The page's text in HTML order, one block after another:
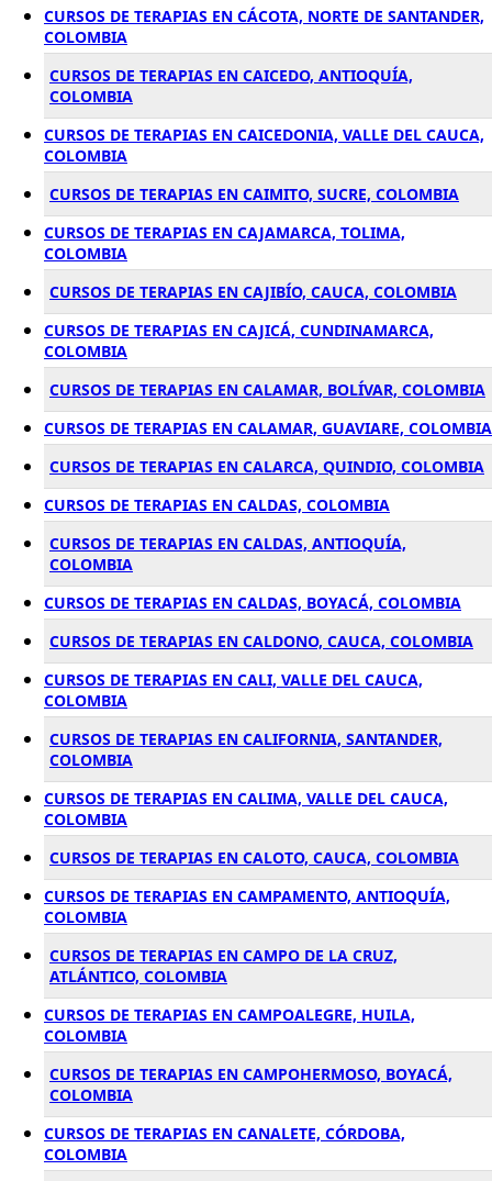
CURSOS DE TERAPIAS EN CÁCOTA, NORTE DE SANTANDER,
COLOMBIA
CURSOS DE TERAPIAS EN CAICEDO, ANTIOQUÍA,
COLOMBIA
CURSOS DE TERAPIAS EN CAICEDONIA, VALLE DEL CAUCA,
COLOMBIA
CURSOS DE TERAPIAS EN CAIMITO, SUCRE, COLOMBIA
CURSOS DE TERAPIAS EN CAJAMARCA, TOLIMA,
COLOMBIA
CURSOS DE TERAPIAS EN CAJIBÍO, CAUCA, COLOMBIA
CURSOS DE TERAPIAS EN CAJICÁ, CUNDINAMARCA,
COLOMBIA
CURSOS DE TERAPIAS EN CALAMAR, BOLÍVAR, COLOMBIA
CURSOS DE TERAPIAS EN CALAMAR, GUAVIARE, COLOMBIA
CURSOS DE TERAPIAS EN CALARCA, QUINDIO, COLOMBIA
CURSOS DE TERAPIAS EN CALDAS, COLOMBIA
CURSOS DE TERAPIAS EN CALDAS, ANTIOQUÍA,
COLOMBIA
CURSOS DE TERAPIAS EN CALDAS, BOYACÁ, COLOMBIA
CURSOS DE TERAPIAS EN CALDONO, CAUCA, COLOMBIA
CURSOS DE TERAPIAS EN CALI, VALLE DEL CAUCA,
COLOMBIA
CURSOS DE TERAPIAS EN CALIFORNIA, SANTANDER,
COLOMBIA
CURSOS DE TERAPIAS EN CALIMA, VALLE DEL CAUCA,
COLOMBIA
CURSOS DE TERAPIAS EN CALOTO, CAUCA, COLOMBIA
CURSOS DE TERAPIAS EN CAMPAMENTO, ANTIOQUÍA,
COLOMBIA
CURSOS DE TERAPIAS EN CAMPO DE LA CRUZ,
ATLÁNTICO, COLOMBIA
CURSOS DE TERAPIAS EN CAMPOALEGRE, HUILA,
COLOMBIA
CURSOS DE TERAPIAS EN CAMPOHERMOSO, BOYACÁ,
COLOMBIA
CURSOS DE TERAPIAS EN CANALETE, CÓRDOBA,
COLOMBIA